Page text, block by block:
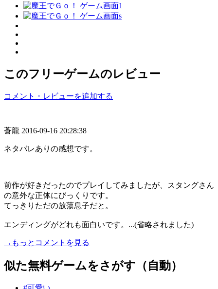
このフリーゲームのレビュー
コメント・レビューを追加する
蒼龍 2016-09-16 20:28:38
ネタバレありの感想です。
前作が好きだったのでプレイしてみましたが、スタングさん
の意外な正体にびっくりです。
てっきりただの放蕩息子だと。
エンディングがどれも面白いです。...(省略されました)
→もっとコメントを見る
似た無料ゲームをさがす（自動）